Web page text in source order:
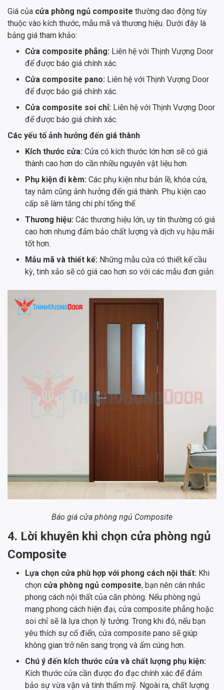
Giá của cửa phòng ngủ composite thường dao động tùy
thuộc vào kích thước, mẫu mã và thương hiệu. Dưới đây là
bảng giá tham khảo:
Cửa composite phẳng: Liên hệ với Thịnh Vượng Door
để được báo giá chính xác.
Cửa composite pano: Liên hệ với Thịnh Vượng Door
để được báo giá chính xác.
Cửa composite soi chỉ: Liên hệ với Thịnh Vượng Door
để được báo giá chính xác.
Các yếu tố ảnh hưởng đến giá thành
Kích thước cửa: Cửa có kích thước lớn hơn sẽ có giá
thành cao hơn do cần nhiều nguyên vật liệu hơn.
Phụ kiện đi kèm: Các phụ kiện như bản lề, khóa cửa,
tay nắm cũng ảnh hưởng đến giá thành. Phụ kiện cao
cấp sẽ làm tăng chi phí tổng thể.
Thương hiệu: Các thương hiệu lớn, uy tín thường có giá
cao hơn nhưng đảm bảo chất lượng và dịch vụ hậu mãi
tốt hơn.
Mẫu mã và thiết kế: Những mẫu cửa có thiết kế cầu
kỳ, tinh xảo sẽ có giá cao hơn so với các mẫu đơn giản.
Báo giá cửa phòng ngủ Composite
4. Lời khuyên khi chọn cửa phòng ngủ
Composite
Lựa chọn cửa phù hợp với phong cách nội thất: Khi
chọn cửa phòng ngủ composite, bạn nên cân nhắc
phong cách nội thất của căn phòng. Nếu phòng ngủ
mang phong cách hiện đại, cửa composite phẳng hoặc
soi chỉ sẽ là lựa chọn lý tưởng. Trong khi đó, nếu bạn
yêu thích sự cổ điển, cửa composite pano sẽ giúp
không gian trở nên sang trọng và ấm cúng hơn.
Chú ý đến kích thước cửa và chất lượng phụ kiện:
Kích thước cửa cần được đo đạc chính xác để đảm
bảo sự vừa vặn và tính thẩm mỹ. Ngoài ra, chất lượng